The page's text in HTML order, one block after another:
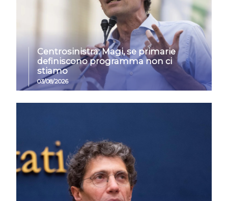
Centrosinistra: Magi, se primarie
definiscono programma non ci
stiamo
03/08/2026